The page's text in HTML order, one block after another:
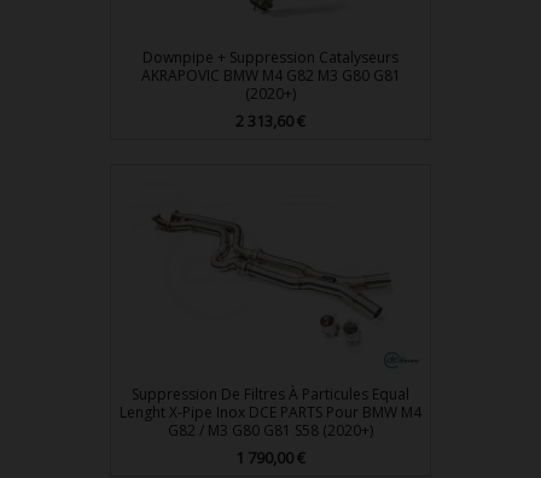
Downpipe + Suppression Catalyseurs
AKRAPOVIC BMW M4 G82 M3 G80 G81
(2020+)
Prix
2 313,60 €
Suppression De Filtres À Particules Equal
Lenght X-Pipe Inox DCE PARTS Pour BMW M4
G82 / M3 G80 G81 S58 (2020+)
Prix
1 790,00 €